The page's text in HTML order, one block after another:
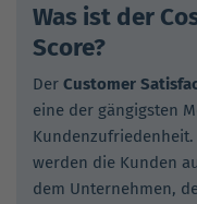
Was ist der
Score?
Der Customer
eine der gängigsten
Kundenzufriedenheit.
werden die Kunden
dem Unternehmen,